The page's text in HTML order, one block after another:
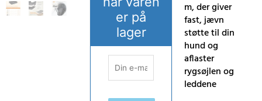
er på
lager
m, der giver
fast, jævn
støtte til din
hund og
aflaster
rygsøjlen og
leddene